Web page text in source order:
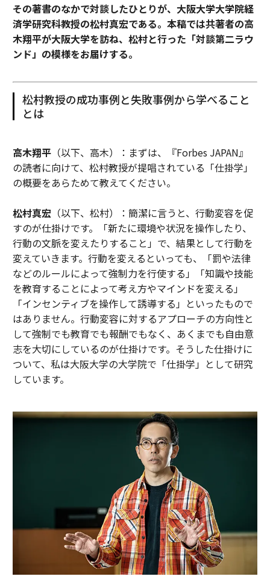
その著書のなかで対談したひとりが、大阪大学大学院経
済学研究科教授の松村真宏である。本稿では共著者の高
木翔平が大阪大学を訪ね、松村と行った「対談第二ラウ
ンド」の模様をお届けする。
松村教授の成功事例と失敗事例から学べること
とは
高木翔平（以下、高木）：まずは、『Forbes JAPAN』
の読者に向けて、松村教授が提唱されている「仕掛学」
の概要をあらためて教えてください。
松村真宏 （以下、松村）：簡潔に言うと、行動変容を促
すのが仕掛けです。「新たに環境や状況を操作したり、
行動の文脈を変えたりすること」で、結果として行動を
変えていきます。行動を変えるといっても、「罰や法律
などのルールによって強制力を行使する」「知識や技能
を教育することによって考え方やマインドを変える」
「インセンティブを操作して誘導する」といったもので
はありません。行動変容に対するアプローチの方向性と
して強制でも教育でも報酬でもなく、あくまでも自由意
志を大切にしているのが仕掛けです。そうした仕掛けに
ついて、私は大阪大学の大学院で「仕掛学」として研究
しています。